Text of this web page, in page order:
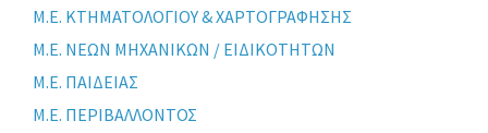
Μ.Ε. ΚΤΗΜΑΤΟΛΟΓΙΟΥ & ΧΑΡΤΟΓΡΑΦΗΣΗΣ
Μ.Ε. ΝΕΩΝ ΜΗΧΑΝΙΚΩΝ / ΕΙΔΙΚΟΤΗΤΩΝ
Μ.Ε. ΠΑΙΔΕΙΑΣ
Μ.Ε. ΠΕΡΙΒΑΛΛΟΝΤΟΣ